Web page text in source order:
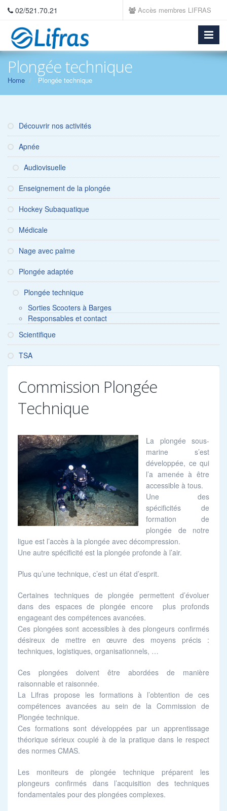
02/521.70.21 Accès membres LIFRAS
Plongée technique
Home Plongée technique
Découvrir nos activités
Apnée
Audiovisuelle
Enseignement de la plongée
Hockey Subaquatique
Médicale
Nage avec palme
Plongée adaptée
Plongée technique
Sorties Scooters à Barges
Responsables et contact
Scientifique
TSA
Commission Plongée
Technique
La plongée sous-
marine s’est
développée, ce qui
l’a amenée à être
accessible à tous.
Une des
spécificités de
formation de
plongée de notre
ligue est l’accès à la plongée avec décompression.
Une autre spécificité est la plongée profonde à l’air.
Plus qu’une technique, c’est un état d’esprit.
Certaines techniques de plongée permettent d’évoluer
dans des espaces de plongée encore plus profonds
engageant des compétences avancées.
Ces plongées sont accessibles à des plongeurs confirmés
désireux de mettre en œuvre des moyens précis :
techniques, logistiques, organisationnels, …
Ces plongées doivent être abordées de manière
raisonnable et raisonnée.
La Lifras propose les formations à l’obtention de ces
compétences avancées au sein de la Commission de
Plongée technique.
Ces formations sont développées par un apprentissage
théorique sérieux couplé à de la pratique dans le respect
des normes CMAS.
Les moniteurs de plongée technique préparent les
plongeurs confirmés dans l’acquisition des techniques
fondamentales pour des plongées complexes.